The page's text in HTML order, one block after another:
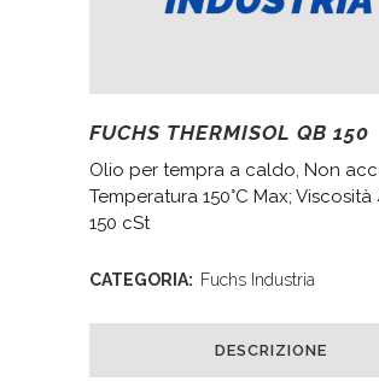
FUCHS THERMISOL QB 150
Olio per tempra a caldo, Non
Temperatura 150°C Max; Viscosità
150 cSt
CATEGORIA: Fuchs Industria
DESCRIZIONE